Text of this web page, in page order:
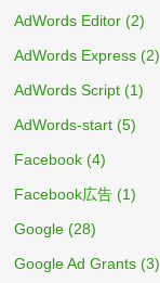
AdWords Editor (2)
AdWords Express (2)
AdWords Script (1)
AdWords-start (5)
Facebook (4)
Facebook広告 (1)
Google (28)
Google Ad Grants (3)